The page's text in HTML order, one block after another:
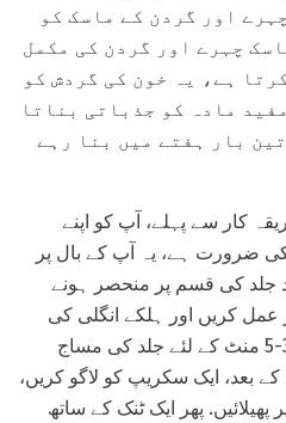
اور گردن کے ماسک کو
چہرے اور گردن کی مکمل
ہے، یہ خون کی گردش کو
مادہ کو جذباتی بناتا
بار ہفتے میں بنا رہے
کار سے پہلے، آپ کو اپنے
ضرورت ہے، یہ آپ کے بال پر
جلد کی قسم پر منحصر ہونے
عمل کریں اور ہلکے انگلی کی
نقل و حرکت سے اسے رگڑنا، 3-5 منٹ کے لئے جلد کی مساج
بعد، ایک سکریپ کو لاگو کریں،
پھر ایک ٹنک کے ساتھ